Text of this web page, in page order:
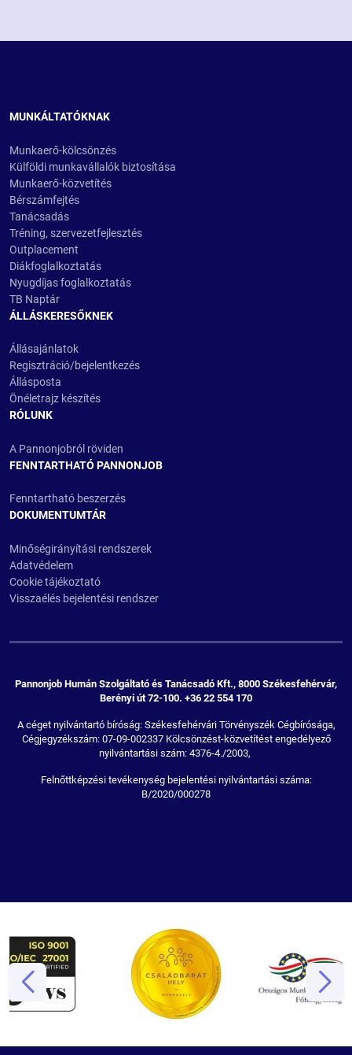
MUNKÁLTATÓKNAK
Munkaerő-kölcsönzés
Külföldi munkavállalók biztosítása
Munkaerő-közvetítés
Bérszámfejtés
Tanácsadás
Tréning, szervezetfejlesztés
Outplacement
Diákfoglalkoztatás
Nyugdíjas foglalkoztatás
TB Naptár
ÁLLÁSKERESŐKNEK
Állásajánlatok
Regisztráció/bejelentkezés
Állásposta
Önéletrajz készítés
RÓLUNK
A Pannonjobról röviden
FENNTARTHATÓ PANNONJOB
Fenntartható beszerzés
DOKUMENTUMTÁR
Minőségirányítási rendszerek
Adatvédelem
Cookie tájékoztató
Visszaélés bejelentési rendszer
Pannonjob Humán Szolgáltató és Tanácsadó Kft., 8000 Székesfehérvár,
Berényi út 72-100. +36 22 554 170
A céget nyilvántartó bíróság: Székesfehérvári Törvényszék Cégbírósága,
Cégjegyzékszám: 07-09-002337 Kölcsönzést-közvetítést engedélyező
nyilvántartási szám: 4376-4./2003,
Felnőttképzési tevékenység bejelentési nyilvántartási száma:
B/2020/000278